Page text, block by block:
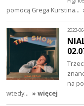
pomocą Grega Kurstina…
2023-
na
wtedy… » więcej